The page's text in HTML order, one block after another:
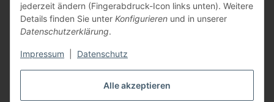
Alle akzeptieren
jederzeit ändern (Fingerabdruck-Icon links unten). Weitere
Details finden Sie unter Konfigurieren und in unserer
Datenschutzerklärung.
Impressum Datenschutz
Informationen
Gesetzliche Informationen